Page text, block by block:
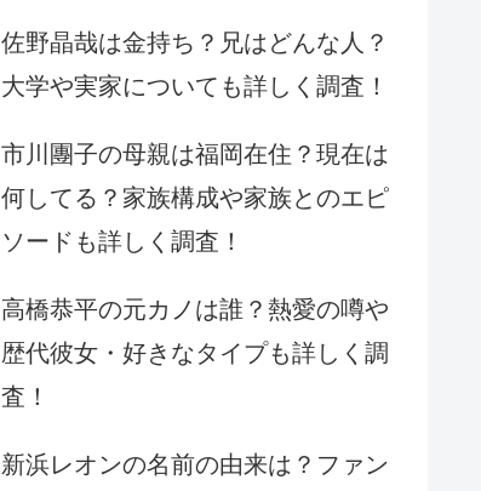
佐野晶哉は金持ち？兄はどんな人？
大学や実家についても詳しく調査！
市川團子の母親は福岡在住？現在は
何してる？家族構成や家族とのエピ
ソードも詳しく調査！
高橋恭平の元カノは誰？熱愛の噂や
歴代彼女・好きなタイプも詳しく調
査！
新浜レオンの名前の由来は？ファン